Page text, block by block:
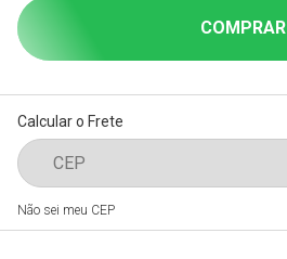
COMPRAR
Calcular o Frete
Não sei meu CEP